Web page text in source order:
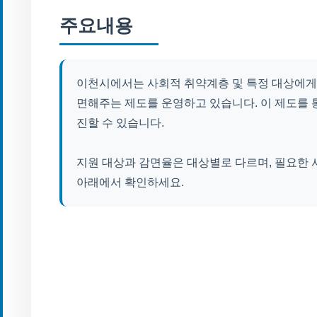
주요내용
이천시에서는 사회적 취약계층 및 특정 대상에
면해주는 제도를 운영하고 있습니다. 이 제도를
진할 수 있습니다.
지원 대상과 감면율은 대상별로 다르며, 필요한
아래에서 확인하세요.